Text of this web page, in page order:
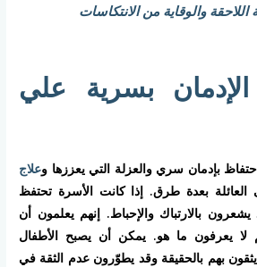
اللاحقة والوقاية من الانتكاسات
الإدمان بسرية علي
بإدمان سري والعزلة التي يعززها وعلاج
العائلة بعدة طرق. إذا كانت الأسرة تحتفظ
بالارتباك والإحباط. إنهم يعلمون أن
لا يعرفون ما هو. يمكن أن يصبح الأطفال
بهم بالحقيقة وقد يطوّرون عدم الثقة في